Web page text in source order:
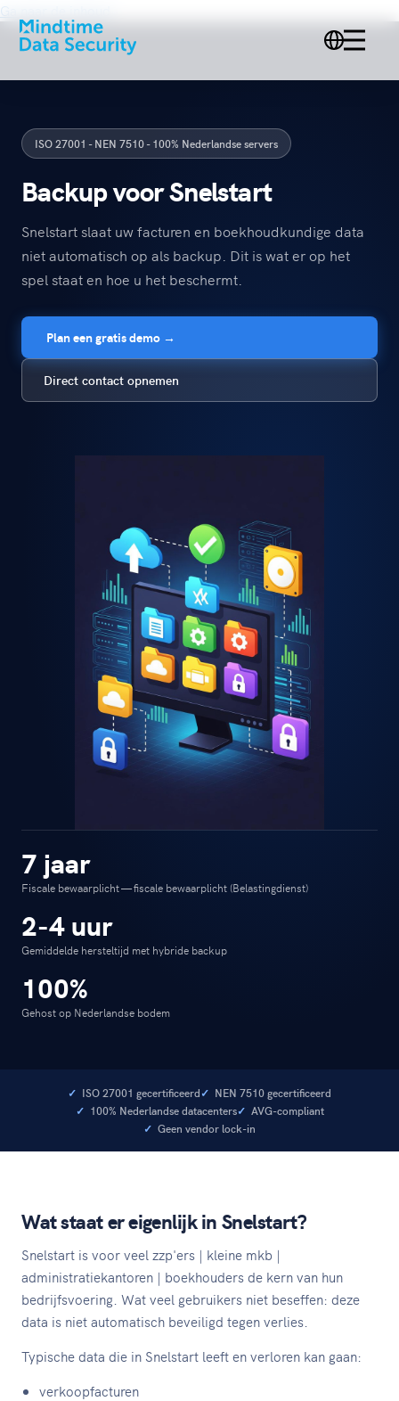
Ga naar de inhoud
ISO 27001 - NEN 7510 - 100% Nederlandse servers
Backup voor Snelstart
Snelstart slaat uw facturen en boekhoudkundige data
niet automatisch op als backup. Dit is wat er op het
spel staat en hoe u het beschermt.
Plan een gratis demo →
Direct contact opnemen
7 jaar
Fiscale bewaarplicht — fiscale bewaarplicht (Belastingdienst)
2-4 uur
Gemiddelde hersteltijd met hybride backup
100%
Gehost op Nederlandse bodem
ISO 27001 gecertificeerd
NEN 7510 gecertificeerd
100% Nederlandse datacenters
AVG-compliant
Geen vendor lock-in
Wat staat er eigenlijk in Snelstart?
Snelstart is voor veel zzp'ers | kleine mkb |
administratiekantoren | boekhouders de kern van hun
bedrijfsvoering. Wat veel gebruikers niet beseffen: deze
data is niet automatisch beveiligd tegen verlies.
Typische data die in Snelstart leeft en verloren kan gaan:
verkoopfacturen